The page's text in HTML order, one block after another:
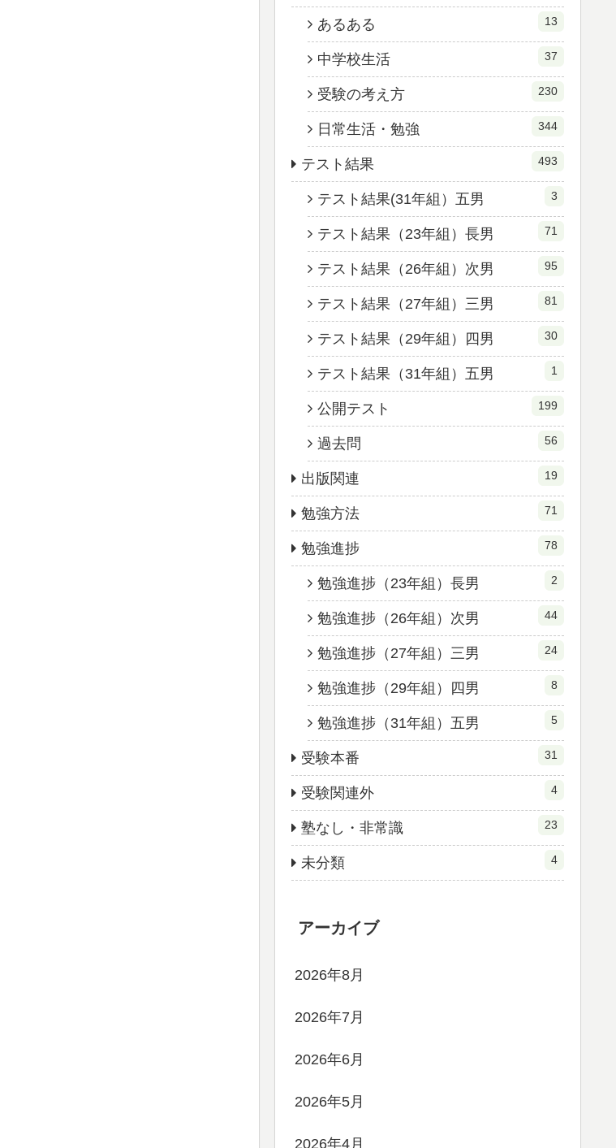
あるある 13
中学校生活 37
受験の考え方 230
日常生活・勉強 344
テスト結果 493
テスト結果(31年組）五男 3
テスト結果（23年組）長男 71
テスト結果（26年組）次男 95
テスト結果（27年組）三男 81
テスト結果（29年組）四男 30
テスト結果（31年組）五男 1
公開テスト 199
過去問 56
出版関連 19
勉強方法 71
勉強進捗 78
勉強進捗（23年組）長男 2
勉強進捗（26年組）次男 44
勉強進捗（27年組）三男 24
勉強進捗（29年組）四男 8
勉強進捗（31年組）五男 5
受験本番 31
受験関連外 4
塾なし・非常識 23
未分類 4
アーカイブ
2026年8月
2026年7月
2026年6月
2026年5月
2026年4月